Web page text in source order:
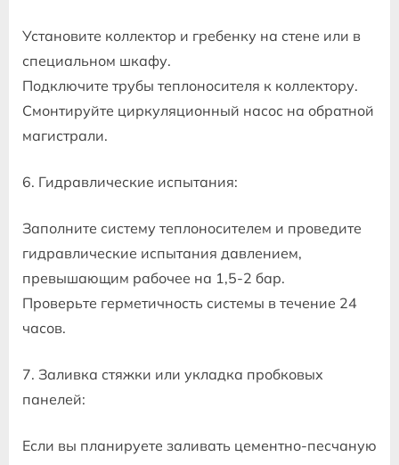
Установите коллектор и гребенку на стене или в
специальном шкафу.
Подключите трубы теплоносителя к коллектору.
Смонтируйте циркуляционный насос на обратной
магистрали.
6. Гидравлические испытания:
Заполните систему теплоносителем и проведите
гидравлические испытания давлением,
превышающим рабочее на 1,5-2 бар.
Проверьте герметичность системы в течение 24
часов.
7. Заливка стяжки или укладка пробковых
панелей:
Если вы планируете заливать цементно-песчаную